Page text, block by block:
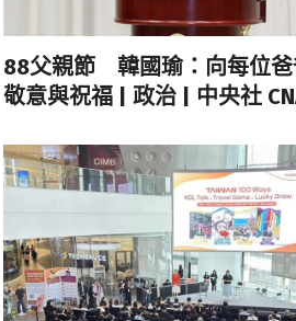
88父親節 韓國瑜：向每位爸
敬意與祝福 | 政治 | 中央社